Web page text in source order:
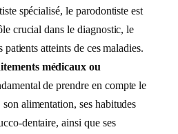
spécialisé, le parodontiste est
crucial dans le diagnostic, le
atteints de ces maladies.
médicaux ou
de prendre en compte le
son alimentation, ses habitudes
dentaire, ainsi que ses